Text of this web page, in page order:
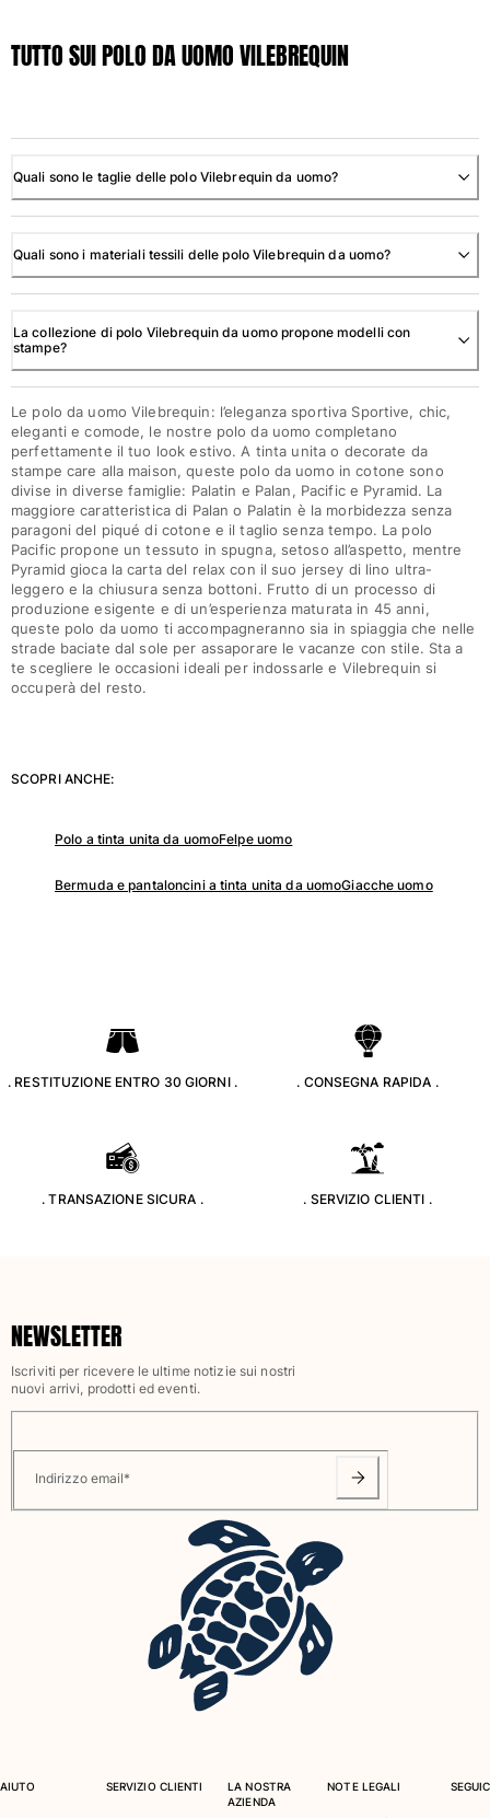
TUTTO SUI POLO DA UOMO VILEBREQUIN
Quali sono le taglie delle polo Vilebrequin da uomo?
Quali sono i materiali tessili delle polo Vilebrequin da uomo?
La collezione di polo Vilebrequin da uomo propone modelli con
stampe?
Le polo da uomo Vilebrequin: l’eleganza sportiva Sportive, chic,
eleganti e comode, le nostre polo da uomo completano
perfettamente il tuo look estivo. A tinta unita o decorate da
stampe care alla maison, queste polo da uomo in cotone sono
divise in diverse famiglie: Palatin e Palan, Pacific e Pyramid. La
maggiore caratteristica di Palan o Palatin è la morbidezza senza
paragoni del piqué di cotone e il taglio senza tempo. La polo
Pacific propone un tessuto in spugna, setoso all’aspetto, mentre
Pyramid gioca la carta del relax con il suo jersey di lino ultra-
leggero e la chiusura senza bottoni. Frutto di un processo di
produzione esigente e di un’esperienza maturata in 45 anni,
queste polo da uomo ti accompagneranno sia in spiaggia che nelle
strade baciate dal sole per assaporare le vacanze con stile. Sta a
te scegliere le occasioni ideali per indossarle e Vilebrequin si
occuperà del resto.
SCOPRI ANCHE:
Polo a tinta unita da uomoFelpe uomo
Bermuda e pantaloncini a tinta unita da uomoGiacche uomo
. RESTITUZIONE ENTRO 30 GIORNI . . CONSEGNA RAPIDA .
. TRANSAZIONE SICURA . . SERVIZIO CLIENTI .
NEWSLETTER
Iscriviti per ricevere le ultime notizie sui nostri
nuovi arrivi, prodotti ed eventi.
Indirizzo email*
AIUTO SERVIZIO CLIENTI
LA NOSTRA
AZIENDA
NOTE LEGALI